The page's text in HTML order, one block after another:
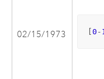
02/15/1973 [0 -